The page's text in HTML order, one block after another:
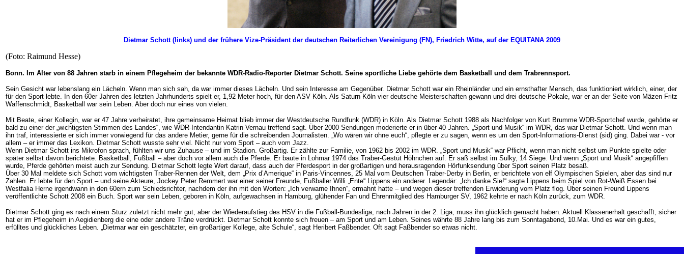
Dietmar Schott (links) und der frühere Vize-Präsident der deutschen Reiterlichen Vereinigung (FN), Friedrich Witte, auf der EQUITANA 2009
(Foto: Raimund Hesse)
Bonn. Im Alter von 88 Jahren starb in einem Pflegeheim der bekannte WDR-Radio-Reporter Dietmar Schott. Seine sportliche Liebe gehörte dem Basketball und dem Trabrennsport.
Sein Gesicht war lebenslang ein Lächeln. Wenn man sich sah, da war immer dieses Lächeln. Und sein Interesse am Gegenüber. Dietmar Schott war ein Rheinländer und ein ernsthafter Mensch, das funktioniert wirklich, einer, der
für den Sport lebte. In den 60er Jahren des letzten Jahrhunderts spielt er, 1,92 Meter hoch, für den ASV Köln. Als Saturn Köln vier deutsche Meisterschaften gewann und drei deutsche Pokale, war er an der Seite von Mäzen Fritz
Waffenschmidt, Basketball war sein Leben. Aber doch nur eines von vielen.
Mit Beate, einer Kollegin, war er 47 Jahre verheiratet, ihre gemeinsame Heimat blieb immer der Westdeutsche Rundfunk (WDR) in Köln. Als Dietmar Schott 1988 als Nachfolger von Kurt Brumme WDR-Sportchef wurde, gehörte er
bald zu einer der „wichtigsten Stimmen des Landes“, wie WDR-Intendantin Katrin Vernau treffend sagt. Über 2000 Sendungen moderierte er in über 40 Jahren. „Sport und Musik“ im WDR, das war Dietmar Schott. Und wenn man
ihn traf, interessierte er sich immer vorwiegend für das andere Metier, gerne für die schreibenden Journalisten. „Wo wären wir ohne euch“, pflegte er zu sagen, wenn es um den Sport-Informations-Dienst (sid) ging. Dabei war - vor
allem – er immer das Lexikon. Dietmar Schott wusste sehr viel. Nicht nur vom Sport – auch vom Jazz.
Wenn Dietmar Schott ins Mikrofon sprach, fühlten wir uns Zuhause – und im Stadion. Großartig. Er zählte zur Familie, von 1962 bis 2002 im WDR. „Sport und Musik“ war Pflicht, wenn man nicht selbst um Punkte spielte oder
später selbst davon berichtete. Basketball, Fußball – aber doch vor allem auch die Pferde. Er baute in Lohmar 1974 das Traber-Gestüt Höhnchen auf. Er saß selbst im Sulky, 14 Siege. Und wenn „Sport und Musik“ angepfiffen
wurde, Pferde gehörten meist auch zur Sendung. Dietmar Schott legte Wert darauf, dass auch der Pferdesport in der großartigen und herausragenden Hörfunksendung über Sport seinen Platz besaß.
Über 30 Mal meldete sich Schott vom wichtigsten Traber-Rennen der Welt, dem „Prix d’Amerique“ in Paris-Vincennes, 25 Mal vom Deutschen Traber-Derby in Berlin, er berichtete von elf Olympischen Spielen, aber das sind nur
Zahlen. Er lebte für den Sport – und seine Akteure, Jockey Peter Remmert war einer seiner Freunde, Fußballer Willi „Ente“ Lippens ein anderer. Legendär: „Ich danke Sie!“ sagte Lippens beim Spiel von Rot-Weiß Essen bei
Westfalia Herne irgendwann in den 60ern zum Schiedsrichter, nachdem der ihn mit den Worten: „Ich verwarne Ihnen“, ermahnt hatte – und wegen dieser treffenden Erwiderung vom Platz flog. Über seinen Freund Lippens
veröffentlichte Schott 2008 ein Buch. Sport war sein Leben, geboren in Köln, aufgewachsen in Hamburg, glühender Fan und Ehrenmitglied des Hamburger SV, 1962 kehrte er nach Köln zurück, zum WDR.
Dietmar Schott ging es nach einem Sturz zuletzt nicht mehr gut, aber der Wiederaufstieg des HSV in die Fußball-Bundesliga, nach Jahren in der 2. Liga, muss ihn glücklich gemacht haben. Aktuell Klassenerhalt geschafft, sicher
hat er im Pflegeheim in Aegidienberg die eine oder andere Träne verdrückt. Dietmar Schott konnte sich freuen – am Sport und am Leben. Seines währte 88 Jahre lang bis zum Sonntagabend, 10.Mai. Und es war ein gutes,
erfülltes und glückliches Leben. „Dietmar war ein geschätzter, ein großartiger Kollege, alte Schule“, sagt Heribert Faßbender. Oft sagt Faßbender so etwas nicht.